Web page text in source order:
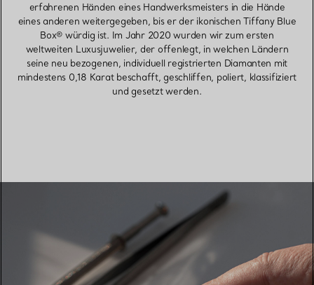
erfahrenen Händen eines Handwerksmeisters in die Hände
eines anderen weitergegeben, bis er der ikonischen Tiffany Blue
Box® würdig ist. Im Jahr 2020 wurden wir zum ersten
weltweiten Luxusjuwelier, der offenlegt, in welchen Ländern
seine neu bezogenen, individuell registrierten Diamanten mit
mindestens 0,18 Karat beschafft, geschliffen, poliert, klassifiziert
und gesetzt werden.